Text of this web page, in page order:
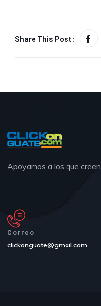
Share This Post:
Apoyamos a los que
Correo
clickonguate@gmail.com